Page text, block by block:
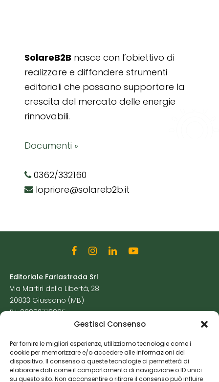
Gestisci Consenso
Per fornire le migliori esperienze, utilizziamo tecnologie come i
cookie per memorizzare e/o accedere alle informazioni del
dispositivo. Il consenso a queste tecnologie ci permetterà di
elaborare dati come il comportamento di navigazione o ID unici
su questo sito. Non acconsentire o ritirare il consenso può influire
SolareB2B nasce con l’obiettivo di
realizzare e diffondere strumenti
editoriali che possano supportare la
crescita del mercato delle energie
rinnovabili.
Documenti »
0362/332160
lopriore@solareb2b.it
Editoriale Farlastrada Srl
Via Martiri della Libertà, 28
20833 Giussano (MB)
P.I. 06982770965
Cookie Policy
Risorse Aggiuntive